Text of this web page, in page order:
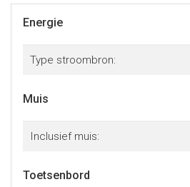
Energie
Type stroombron:
Muis
Inclusief muis:
Toetsenbord